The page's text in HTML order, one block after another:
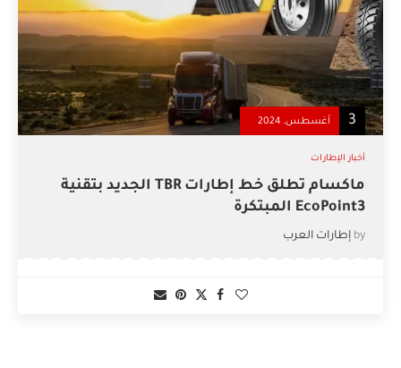
3 أغسطس, 2024
أخبار الإطارات
ماكسام تطلق خط إطارات TBR الجديد بتقنية
EcoPoint3 المبتكرة
by إطارات العرب